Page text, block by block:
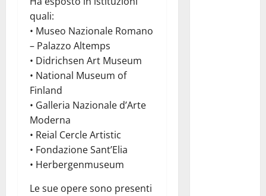
quali:
• Museo Nazionale Romano
– Palazzo Altemps
• Didrichsen Art Museum
• National Museum of
Finland
• Galleria Nazionale d’Arte
Moderna
• Reial Cercle Artistic
• Fondazione Sant’Elia
• Herbergenmuseum
Le sue opere sono presenti